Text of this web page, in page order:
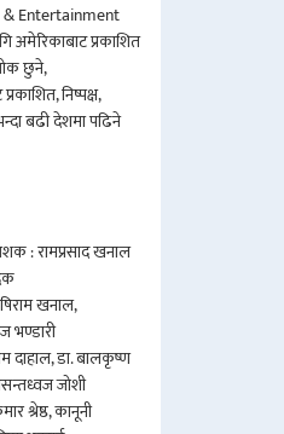
Entertainment
अमेरिकाबाट प्रकाशित
छुने,
निष्पक्ष,
बढी देशमा पढिने
: रामप्रसाद खनाल
खनाल,
भण्डारी
दाहाल, डा. बालकृष्ण
जोशी
श्रेष्ठ, कानूनी